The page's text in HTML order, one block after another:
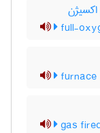
اکسیژن
full-
furnace
gas